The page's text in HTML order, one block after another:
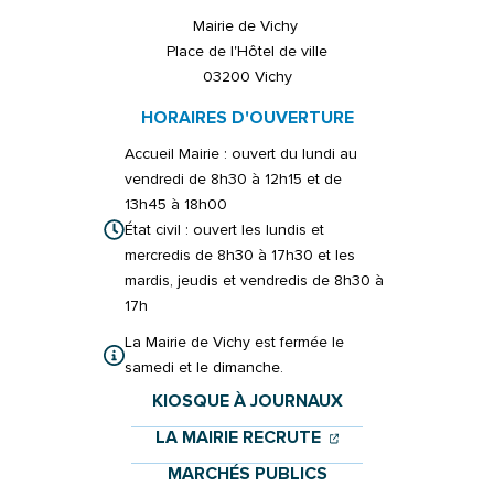
Mairie de Vichy
Place de l'Hôtel de ville
03200 Vichy
HORAIRES D'OUVERTURE
Accueil Mairie : ouvert du lundi au
vendredi de 8h30 à 12h15 et de
13h45 à 18h00
État civil : ouvert les lundis et
mercredis de 8h30 à 17h30 et les
mardis, jeudis et vendredis de 8h30 à
17h
La Mairie de Vichy est fermée le
samedi et le dimanche.
KIOSQUE À JOURNAUX
LA MAIRIE RECRUTE (OUVERTURE
(OUVERTURE
MARCHÉS PUBLICS